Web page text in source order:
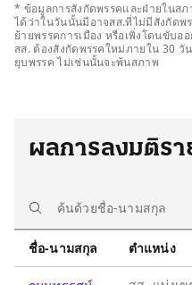
* ข้อมูลการสังกัดพรรคและฝ่ายในส
ได้ว่าในวันนั้นมีอาจสส.ที่ไม่มีสังกัดพ
ย้ายพรรคการเมือง หรือเพิ่งโดนขับ
สส. ต้องสังกัดพรรคใหม่ภายใน 30
ยุบพรรค ไม่เช่นนั้นจะพ้นสภาพ
ผลการลงมติร
ชื่อ-นามสกุล ตำแหน่ง